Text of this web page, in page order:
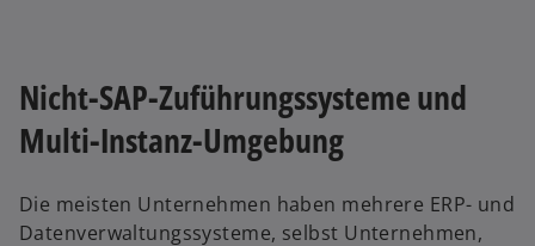
Nicht-SAP-Zuführungssysteme und
Multi-Instanz-Umgebung
Die meisten Unternehmen haben mehrere ERP- und
Datenverwaltungssysteme, selbst Unternehmen,